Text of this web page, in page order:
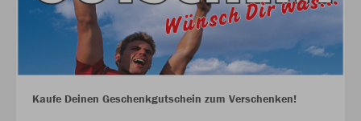
Kaufe Deinen Geschenkgutschein zum Verschenken!